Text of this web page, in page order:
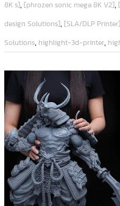
8K s],[phrozen sonic mega 8K V2],
design Solutions],[SLA/DLP Printer]
Solutions, highlight-3d-printer,